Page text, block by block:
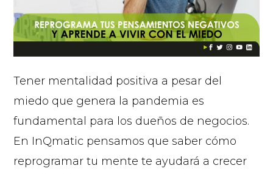
Tener mentalidad positiva a pesar del
miedo que genera la pandemia es
fundamental para los dueños de negocios.
En InQmatic pensamos que saber cómo
reprogramar tu mente te ayudará a crecer